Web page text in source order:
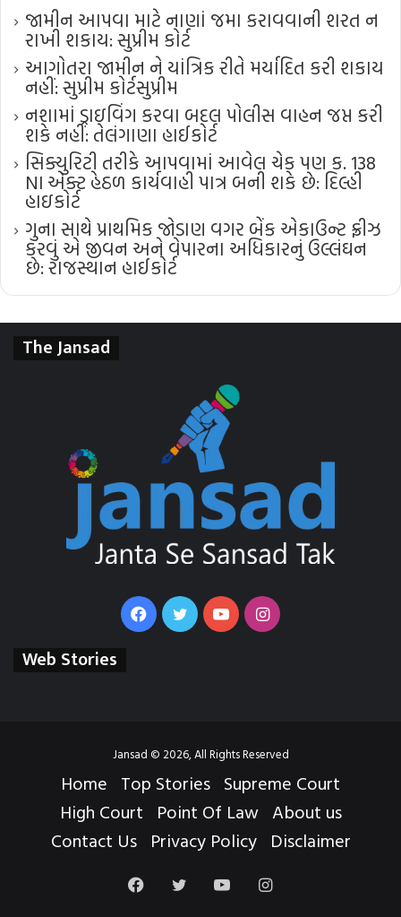
જામીન આપવા માટે નાણાં જમા કરાવવાની શરત ન
રાખી શકાય: સુપ્રીમ કોર્ટ
આગોતરા જામીન ને યાંત્રિક રીતે મર્યાદિત કરી શકાય
નહીં: સુપ્રીમ કોર્ટ​સુપ્રીમ
નશામાં ડ્રાઇવિંગ કરવા બદલ પોલીસ વાહન જપ્ત કરી
શકે નહીં: તેલંગાણા હાઈકોર્ટ
સિક્યુરિટી તરીકે આપવામાં આવેલ ચેક પણ ક. 138
NI એક્ટ હેઠળ કાર્યવાહી પાત્ર બની શકે છે: દિલ્હી
હાઇકોર્ટ
ગુના સાથે પ્રાથમિક જોડાણ વગર બેંક એકાઉન્ટ ફ્રીઝ
કરવું એ જીવન અને વેપારના અધિકારનું ઉલ્લંઘન
છે: રાજસ્થાન હાઈકોર્ટ
The Jansad
FacebookTwitterYouTubeInstagram
Web Stories
Jansad © 2026, All Rights Reserved
Home Top Stories Supreme Court
High Court Point Of Law About us
Contact Us Privacy Policy Disclaimer
FacebookTwitterYouTubeInstagram